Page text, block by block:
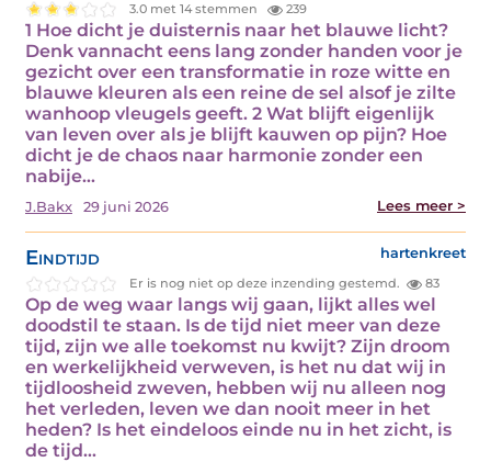
3.0 met 14 stemmen 239
1 Hoe dicht je duisternis naar het blauwe licht?
Denk vannacht eens lang zonder handen voor je
gezicht over een transformatie in roze witte en
blauwe kleuren als een reine de sel alsof je zilte
wanhoop vleugels geeft. 2 Wat blijft eigenlijk
van leven over als je blijft kauwen op pijn? Hoe
dicht je de chaos naar harmonie zonder een
nabije…
J.Bakx 29 juni 2026 Lees meer >
Eindtijd hartenkreet
Er is nog niet op deze inzending gestemd. 83
Op de weg waar langs wij gaan, lijkt alles wel
doodstil te staan. Is de tijd niet meer van deze
tijd, zijn we alle toekomst nu kwijt? Zijn droom
en werkelijkheid verweven, is het nu dat wij in
tijdloosheid zweven, hebben wij nu alleen nog
het verleden, leven we dan nooit meer in het
heden? Is het eindeloos einde nu in het zicht, is
de tijd…